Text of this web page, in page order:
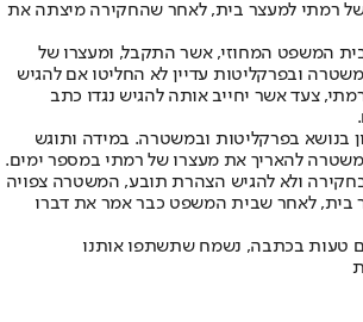
של רמתי למעצר בית, לאחר שהחקירה מיצתה את
המשפט המחוזי, אשר התקבל, ומעצרו של
ובפרקליטות עדיין לא החליטו אם להגיש
צעד אשר יחייב אותה להגיש נגדו כתב
בנושא בפרקליטות ובמשטרה. במידה ותוגש
להאריך את מעצרו של רמתי במספר ימים.
ולא להגיש הצהרת תובע, המשטרה צפויה
בית, לאחר שבית המשפט כבר אמר את דברו
טעות בכתבה, נשמח שתשתפו אותנו